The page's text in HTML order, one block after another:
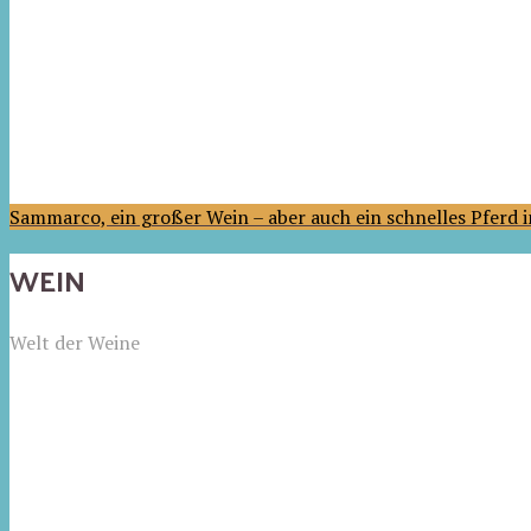
Sammarco, ein großer Wein – aber auch ein schnelles Pferd
WEIN
Welt der Weine